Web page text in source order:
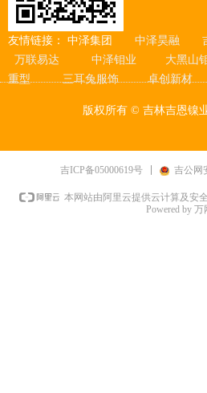
版权所有 © 吉林吉恩镍
友情链接： 中泽集团 中泽昊融
万联易达
中泽钼业 大黑山
重型
三耳兔服饰 卓创新材
吉ICP备05000619号 吉公网
本网站由阿里云提供云计算及安
Powered by 万